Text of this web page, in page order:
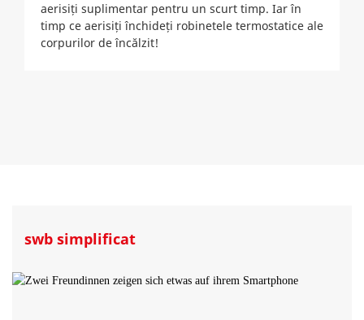
aerisiți suplimentar pentru un scurt timp. Iar în
timp ce aerisiți închideți robinetele termostatice ale
corpurilor de încălzit!
swb simplificat